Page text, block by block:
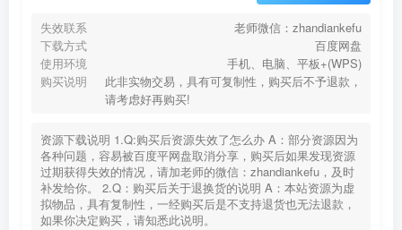
失效联系
老师微信：zhandiankefu
下载方式
百度网盘
使用环境
手机、电脑、平板+(WPS)
购买说明
此非实物交易，具有可复制性，购买后不予退款，
请考虑好再购买!
资源下载说明 1.Q:购买后资源失效了怎么办 A：部分资源因为
各种问题，容易被百度平网盘取消分享，购买后如果发现资源
过期获得失效的情况，请加老师的微信：zhandiankefu，及时
补发给你。 2.Q：购买后关于退换货的说明 A：本站资源为虚
拟物品，具有复制性，一经购买后是不支持退货也无法退款，
如果你决定购买，请知悉此说明。